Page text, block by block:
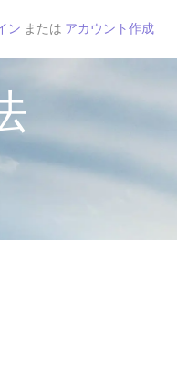
ン または アカウント作成